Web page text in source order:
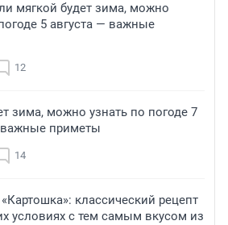
мягкой будет зима, можно
5 августа — важные
12
зима, можно узнать по погоде 7
важные приметы
14
классический рецепт
условиях с тем самым вкусом из